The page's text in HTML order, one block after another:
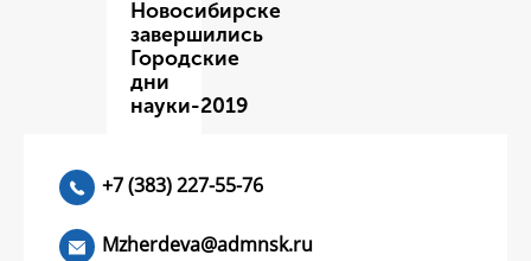
Новосибирске
завершились
Городские
дни
науки-2019
+7 (383) 227-55-76
Mzherdeva@admnsk.ru